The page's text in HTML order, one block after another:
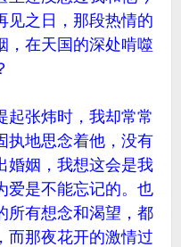
见之日，那段热情的
，在天国的深处啃噬
张炜时，我却常常
执地思念着他，没有
婚姻，我想这会是我
爱是不能忘记的。也
所有想念和渴望，都
而那夜花开的激情过